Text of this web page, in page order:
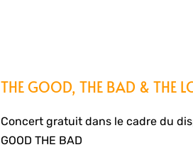
THE GOOD, THE BAD & THE
Concert gratuit dans le cadre du
GOOD THE BAD